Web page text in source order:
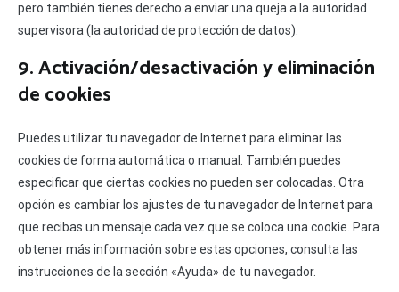
pero también tienes derecho a enviar una queja a la autoridad
supervisora (la autoridad de protección de datos).
9. Activación/desactivación y eliminación
de cookies
Puedes utilizar tu navegador de Internet para eliminar las
cookies de forma automática o manual. También puedes
especificar que ciertas cookies no pueden ser colocadas. Otra
opción es cambiar los ajustes de tu navegador de Internet para
que recibas un mensaje cada vez que se coloca una cookie. Para
obtener más información sobre estas opciones, consulta las
instrucciones de la sección «Ayuda» de tu navegador.